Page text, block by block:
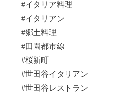
#イタリア料理
#イタリアン
#郷土料理
#田園都市線
#桜新町
#世田谷イタリアン
#世田谷レストラン